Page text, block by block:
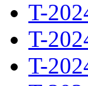
T-
T-
T-